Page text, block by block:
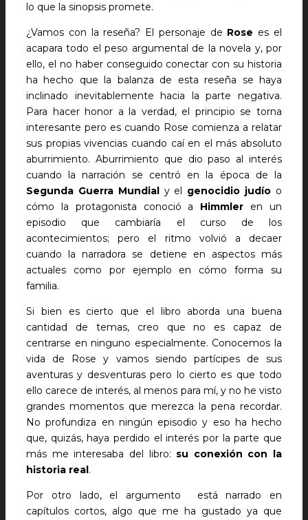
lo que la sinopsis promete.
¿Vamos con la reseña? El personaje de Rose es el
acapara todo el peso argumental de la novela y, por
ello, el no haber conseguido conectar con su historia
ha hecho que la balanza de esta reseña se haya
inclinado inevitablemente hacia la parte negativa.
Para hacer honor a la verdad, el principio se torna
interesante pero es cuando Rose comienza a relatar
sus propias vivencias cuando caí en el más absoluto
aburrimiento. Aburrimiento que dio paso al interés
cuando la narración se centró en la época de la
Segunda Guerra Mundialy el genocidio judío o
cómo la protagonista conoció a Himmler en un
episodio que cambiaría el curso de los
acontecimientos; pero el ritmo volvió a decaer
cuando la narradora se detiene en aspectos más
actuales como por ejemplo en cómo forma su
familia.
Si bien es cierto que el libro aborda una buena
cantidad de temas, creo que no es capaz de
centrarse en ninguno especialmente. Conocemos la
vida de Rose y vamos siendo partícipes de sus
aventuras y desventuras pero lo cierto es que todo
ello carece de interés, al menos para mí, y no he visto
grandes momentos que merezca la pena recordar.
No profundiza en ningún episodio y eso ha hecho
que, quizás, haya perdido el interés por la parte que
más me interesaba del libro: su conexión con la
historia real.
Por otro lado, el argumento está narrado en
capítulos cortos, algo que me ha gustado ya que